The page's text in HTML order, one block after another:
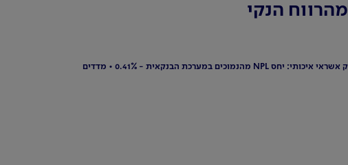
יחס יעילות נמוך לאורך זמן – מהטובים במערכת הפיננסית בעולם: 27% • צמיחה אחראית באשראי - 1.3% ברבעון, 8.8% מתחילת השנה • תיק אשראי איכותי: יחס NPL מהנמוכים במערכת הבנקאית - 0.41% • מדדים